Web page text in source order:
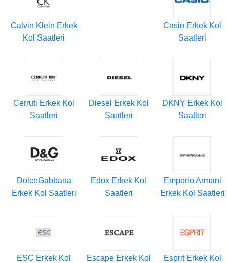
Calvin Klein Erkek
Kol Saatleri
Casio Erkek Kol
Saatleri
Cerruti Erkek Kol
Saatleri
Diesel Erkek Kol
Saatleri
DKNY Erkek Kol
Saatleri
DolceGabbana
Erkek Kol Saatleri
Edox Erkek Kol
Saatleri
Emporio Armani
Erkek Kol Saatleri
ESC Erkek Kol
Escape Erkek Kol
Esprit Erkek Kol